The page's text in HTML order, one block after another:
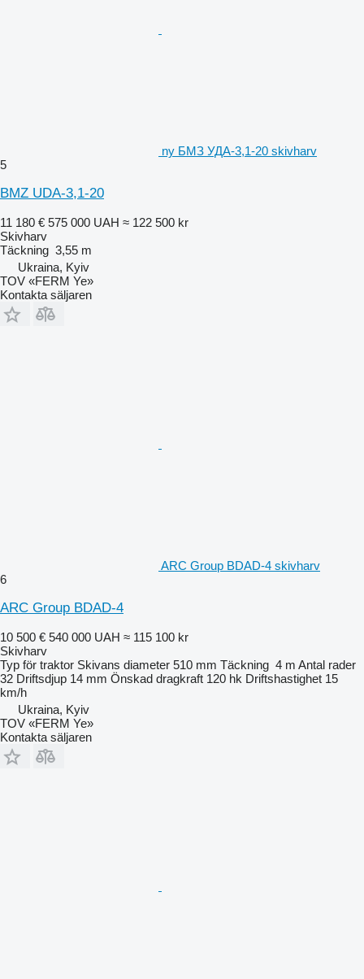
ny БМЗ УДА-3,1-20 skivharv
5
BMZ UDA-3,1-20
11 180 € 575 000 UAH ≈ 122 500 kr
Skivharv
Täckning 3,55 m
Ukraina, Kyiv
TOV «FERM Ye»
Kontakta säljaren
ARC Group BDAD-4 skivharv
6
ARC Group BDAD-4
10 500 € 540 000 UAH ≈ 115 100 kr
Skivharv
Typ för traktor Skivans diameter 510 mm Täckning 4 m Antal rader
32 Driftsdjup 14 mm Önskad dragkraft 120 hk Driftshastighet 15
km/h
Ukraina, Kyiv
TOV «FERM Ye»
Kontakta säljaren